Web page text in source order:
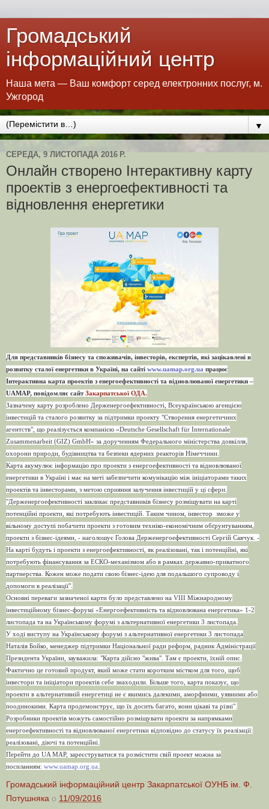
Громадський
інформаційний центр
Наша мета — Ваш комфорт серед електронних послуг, м.
Ужгород
▼
СЕРЕДА, 9 ЛИСТОПАДА 2016 Р.
Онлайн створено Інтерактивну карту
проектів з енергоефективності та
відновлення енергетики
Для представників бізнесу та споживачів, інвесторів, експертів, які зацікавлені в
розвитку сталої енергетики в Україні, на сайті www.uamap.org.ua працює
Інтерактивна карта проектів з енергоефективності та відновлюваної енергетики –
UAMAP, повідомляє сайтЗакарпатської ОДА.
Зазначену карту розроблено Держенергоефективності, Всеукраїнською агенцією
інвестицій та сталого розвитку за підтримки проекту "Створення енергетичних
агентств", що реалізується компанією «Deutsche Gesellschaft für Internationale
Zusammenarbeit (GIZ) GmbH» за дорученням Федерального міністерства довкілля,
охорони природи, будівництва та безпеки ядерних реакторів Німеччини.
Карта акумулює інформацію про проекти з енергоефективності та відновлюваної
енергетики в Україні і має на меті забезпечити комунікацію між ініціаторами таких
проектів та інвесторами, з метою сприяння залучення інвестицій у ці сфери.
"Держенергоефективності закликає представників бізнесу розміщувати на карті
потенційні проекти, які потребують інвестицій. Таким чином, інвестор зможе у
вільному доступі побачити проекти з готовим техніко-економічним обґрунтуванням,
проекти з бізнес-ідеями, - наголошує Голова Держенергоефективності Сергій Савчук. -
На карті будуть і проекти з енергоефективності, як реалізовані, так і потенційні, які
потребують фінансування за ЕСКО-механізмом або в рамках державно-приватного
партнерства. Кожен може подати свою бізнес-ідею для подальшого супроводу і
допомоги в реалізації".
Основні переваги зазначеної карти було представлено на VIII Міжнародному
інвестиційному бізнес-форумі «Енергоефективність та відновлювана енергетика» 1-2
листопада та на Українському форумі з альтернативної енергетики 3 листопада.
У ході виступу на Українському форумі з альтернативної енергетики 3 листопада
Наталія Бойко, менеджер підтримки Національної ради реформ, радник Адміністрації
Президента України, зауважила: "Карта дійсно "жива". Там є проекти, їхній опис.
Фактично це готовий продукт, який може стати коротким містком для того, щоб
інвестори та ініціатори проектів себе знаходили. Більше того, карта показує, що
проекти в альтернативній енергетиці не є якимись далекими, аморфними, уявними або
поодинокими. Карта продемонструє, що їх досить багато, вони цікаві та різні".
Розробники проектів можуть самостійно розміщувати проекти за напрямками
енергоефективності та відновлюваної енергетики відповідно до статусу їх реалізації:
реалізовані, діючі та потенційні.
Перейти до UA MAP, зареєструватися та розмістити свій проект можна за
посиланням: www.uamap.org.ua
Громадський інформаційний центр Закарпатської ОУНБ ім. Ф.
Потушняка о 11/09/2016